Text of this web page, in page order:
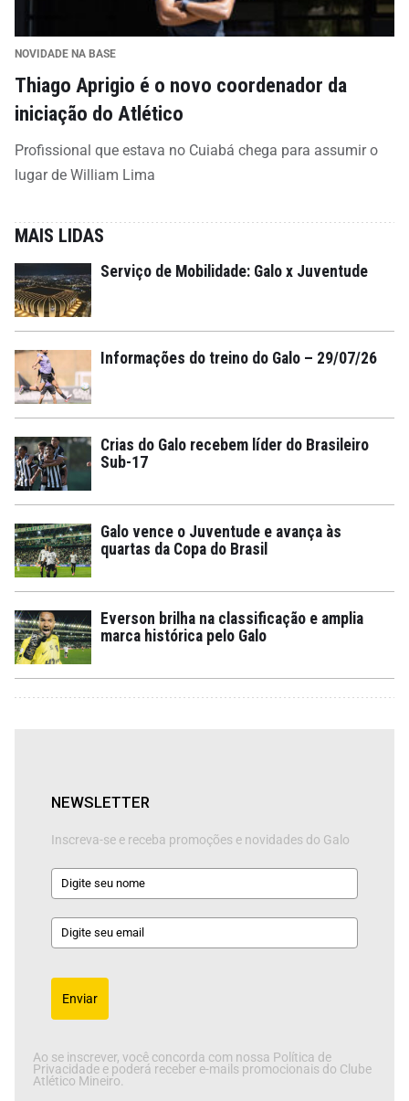
NOVIDADE NA BASE
Thiago Aprigio é o novo coordenador da
iniciação do Atlético
Profissional que estava no Cuiabá chega para assumir o
lugar de William Lima
MAIS LIDAS
Serviço de Mobilidade: Galo x Juventude
Informações do treino do Galo – 29/07/26
Crias do Galo recebem líder do Brasileiro
Sub-17
Galo vence o Juventude e avança às
quartas da Copa do Brasil
Everson brilha na classificação e amplia
marca histórica pelo Galo
NEWSLETTER
Inscreva-se e receba promoções e novidades do Galo
Enviar
Ao se inscrever, você concorda com nossa Política de
Privacidade e poderá receber e-mails promocionais do Clube
Atlético Mineiro.